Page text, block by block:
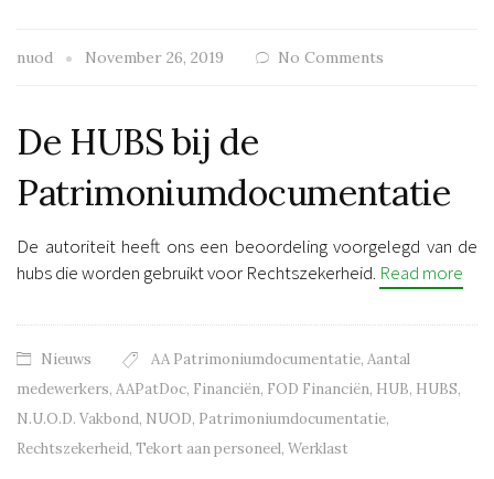
nuod November 26, 2019 No Comments
De HUBS bij de
Patrimoniumdocumentatie
De autoriteit heeft ons een beoordeling voorgelegd van de
hubs die worden gebruikt voor Rechtszekerheid. Read more
Nieuws AA Patrimoniumdocumentatie, Aantal
medewerkers, AAPatDoc, Financiën, FOD Financiën, HUB, HUBS,
N.U.O.D. Vakbond, NUOD, Patrimoniumdocumentatie,
Rechtszekerheid, Tekort aan personeel, Werklast